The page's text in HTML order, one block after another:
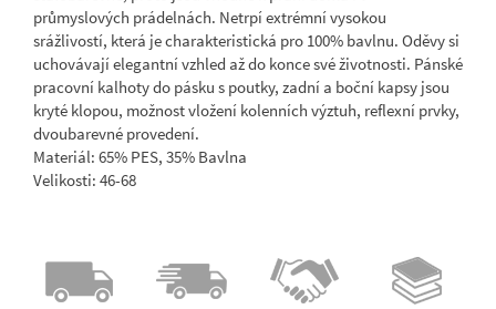
průmyslových prádelnách. Netrpí extrémní vysokou
srážlivostí, která je charakteristická pro 100% bavlnu. Oděvy si
uchovávají elegantní vzhled až do konce své životnosti. Pánské
pracovní kalhoty do pásku s poutky, zadní a boční kapsy jsou
kryté klopou, možnost vložení kolenních výztuh, reflexní prvky,
dvoubarevné provedení.
Materiál: 65% PES, 35% Bavlna
Velikosti: 46-68